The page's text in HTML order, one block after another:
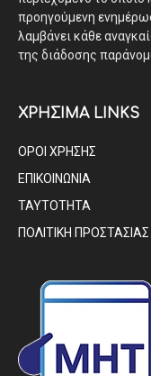
προηγούμενη
λαμβάνει κάθε
της διάδοσης
ΧΡΗΣΙΜΑ LINKS
ΟΡΟΙ ΧΡΗΣΗΣ
ΕΠΙΚΟΙΝΩΝΙΑ
ΤΑΥΤΟΤΗΤΑ
ΠΟΛΙΤΙΚΗ